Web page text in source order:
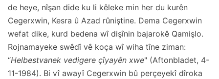
de heye, nîşan dide ku li kêleke min her du kurên
Cegerxwin, Kesra û Azad rûniştine. Dema Cegerxwin
wefat dike, kurd bedena wî dişînin bajarokê Qamişlo.
Rojnamayeke swêdî vê koça wî wiha tîne ziman:
“Helbestvanek vedigere çîyayên xwe" (Aftonbladet, 4-
11-1984). Bi vî awayî Cegerxwin bû perçeyekî dîroka